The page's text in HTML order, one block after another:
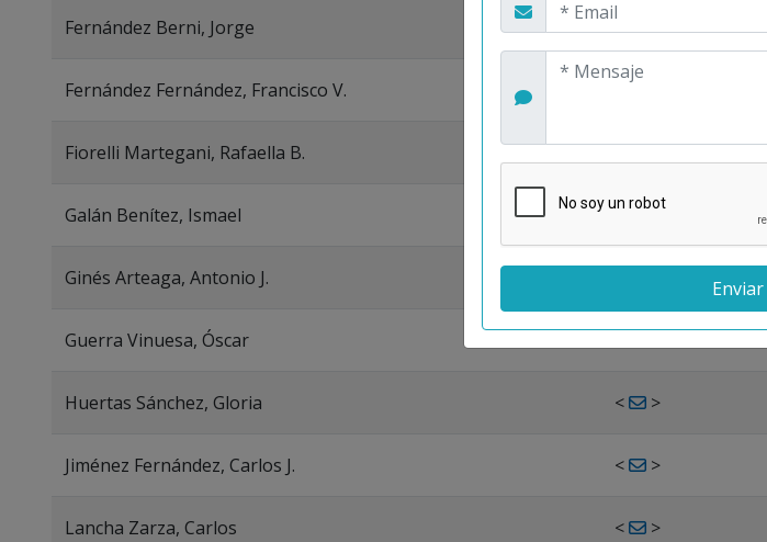
Fernández Berni, Jorge < >
Fernández Fernández, Francisco V.
Fiorelli Martegani, Rafaella B. < >
Galán Benítez, Ismael < >
Ginés Arteaga, Antonio J.
Guerra Vinuesa, Óscar
Huertas Sánchez, Gloria < >
Jiménez Fernández, Carlos J. < >
Lancha Zarza, Carlos < >